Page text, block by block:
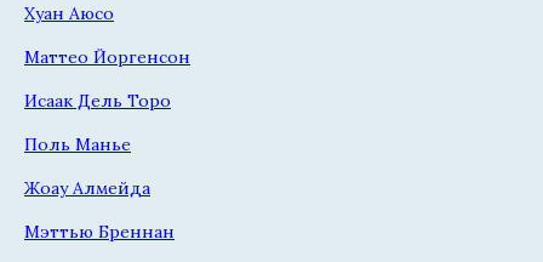
Хуан Аюсо
Маттео Йоргенсон
Исаак Дель Торо
Поль Манье
Жоау Алмейда
Мэттью Бреннан